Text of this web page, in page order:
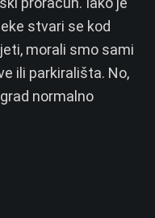
stvari se kod
morali smo sami
ili parkirališta. No,
normalno